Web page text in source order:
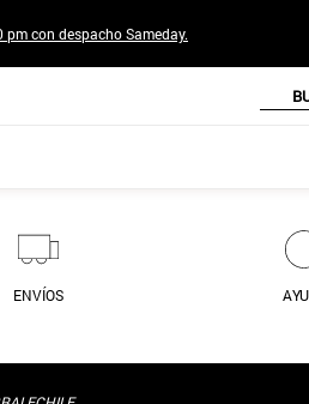
pm con despacho Sameday.
ENVÍOS